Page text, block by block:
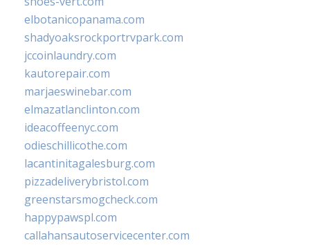
elbotanicopanama.com
shadyoaksrockportrvpark.com
jccoinlaundry.com
kautorepair.com
marjaeswinebar.com
elmazatlanclinton.com
ideacoffeenyc.com
odieschillicothe.com
lacantinitagalesburg.com
pizzadeliverybristol.com
greenstarsmogcheck.com
happypawspl.com
callahansautoservicecenter.com